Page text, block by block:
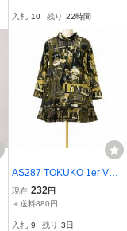
ース織 チュニックワンピ
ース ブラウス
入札 10 残り 22時間
AS287 TOKUKO 1er VOL
トクコプルミエヴォル 日
本製 総柄 チュニック ワ
現在 232 円
＋送料880円
入札 9 残り 3日